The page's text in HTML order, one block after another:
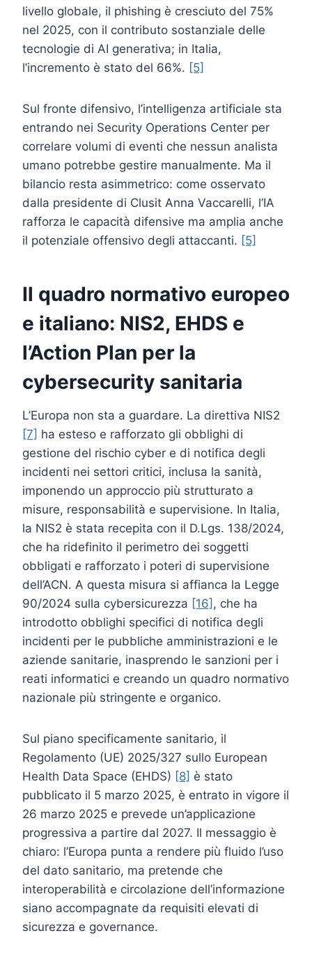
livello globale, il phishing è cresciuto del 75%
nel 2025, con il contributo sostanziale delle
tecnologie di AI generativa; in Italia,
l’incremento è stato del 66%. [5]
Sul fronte difensivo, l’intelligenza artificiale sta
entrando nei Security Operations Center per
correlare volumi di eventi che nessun analista
umano potrebbe gestire manualmente. Ma il
bilancio resta asimmetrico: come osservato
dalla presidente di Clusit Anna Vaccarelli, l’IA
rafforza le capacità difensive ma amplia anche
il potenziale offensivo degli attaccanti. [5]
Il quadro normativo europeo
e italiano: NIS2, EHDS e
l’Action Plan per la
cybersecurity sanitaria
L’Europa non sta a guardare. La direttiva NIS2
[7] ha esteso e rafforzato gli obblighi di
gestione del rischio cyber e di notifica degli
incidenti nei settori critici, inclusa la sanità,
imponendo un approccio più strutturato a
misure, responsabilità e supervisione. In Italia,
la NIS2 è stata recepita con il D.Lgs. 138/2024,
che ha ridefinito il perimetro dei soggetti
obbligati e rafforzato i poteri di supervisione
dell’ACN. A questa misura si affianca la Legge
90/2024 sulla cybersicurezza [16] , che ha
introdotto obblighi specifici di notifica degli
incidenti per le pubbliche amministrazioni e le
aziende sanitarie, inasprendo le sanzioni per i
reati informatici e creando un quadro normativo
nazionale più stringente e organico.
Sul piano specificamente sanitario, il
Regolamento (UE) 2025/327 sullo European
Health Data Space (EHDS) [8] è stato
pubblicato il 5 marzo 2025, è entrato in vigore il
26 marzo 2025 e prevede un’applicazione
progressiva a partire dal 2027. Il messaggio è
chiaro: l’Europa punta a rendere più fluido l’uso
del dato sanitario, ma pretende che
interoperabilità e circolazione dell’informazione
siano accompagnate da requisiti elevati di
sicurezza e governance.